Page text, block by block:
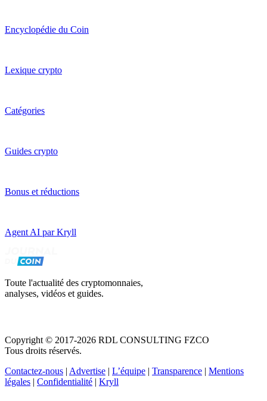
Encyclopédie du Coin
Lexique crypto
Catégories
Guides crypto
Bonus et réductions
Agent AI par Kryll
Toute l'actualité des cryptomonnaies,
analyses, vidéos et guides.
Copyright © 2017-2026 RDL CONSULTING FZCO
Tous droits réservés.
Contactez-nous | Advertise | L’équipe | Transparence | Mentions
légales | Confidentialité | Kryll